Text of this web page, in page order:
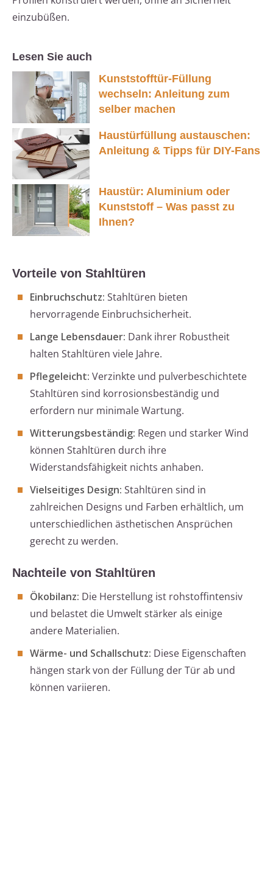
einzubüßen.
Lesen Sie auch
Kunststofftür-Füllung
wechseln: Anleitung zum
selber machen
Haustürfüllung austauschen:
Anleitung & Tipps für DIY-Fans
Haustür: Aluminium oder
Kunststoff – Was passt zu
Ihnen?
Vorteile von Stahltüren
Einbruchschutz: Stahltüren bieten
hervorragende Einbruchsicherheit.
Lange Lebensdauer: Dank ihrer Robustheit
halten Stahltüren viele Jahre.
Pflegeleicht: Verzinkte und pulverbeschichtete
Stahltüren sind korrosionsbeständig und
erfordern nur minimale Wartung.
Witterungsbeständig: Regen und starker Wind
können Stahltüren durch ihre
Widerstandsfähigkeit nichts anhaben.
Vielseitiges Design: Stahltüren sind in
zahlreichen Designs und Farben erhältlich, um
unterschiedlichen ästhetischen Ansprüchen
gerecht zu werden.
Nachteile von Stahltüren
Ökobilanz: Die Herstellung ist rohstoffintensiv
und belastet die Umwelt stärker als einige
andere Materialien.
Wärme- und Schallschutz: Diese Eigenschaften
hängen stark von der Füllung der Tür ab und
können variieren.